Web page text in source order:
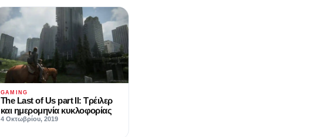
GAMING
The Last of Us part II: Τρέιλερ
και ημερομηνία κυκλοφορίας
4 Οκτωβρίου, 2019